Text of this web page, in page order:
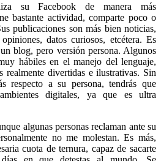
su Facebook de manera más
bastante actividad, comparte poco o
publicaciones son más bien noticias,
datos curiosos, etcétera. Es
blog, pero versión persona. Algunos
hábiles en el manejo del lenguaje,
realmente divertidas e ilustrativas. Sin
respecto a su persona, tendrás que
digitales, ya que es ultra
algunas personas reclaman ante su
no me molestan. Es más,
cuota de ternura, capaz de sacarte